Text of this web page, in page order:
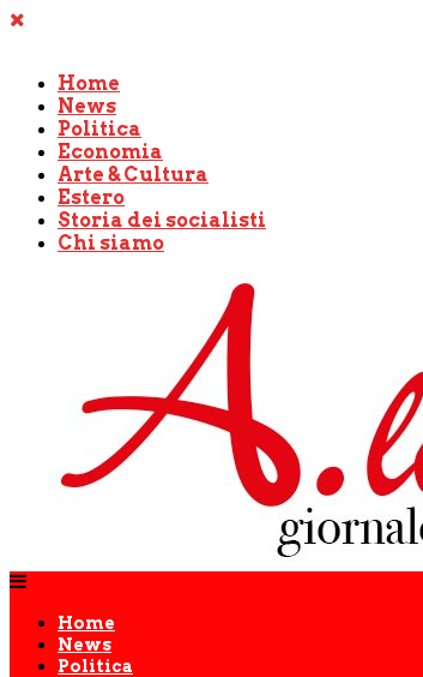
Home
News
Politica
Economia
Arte & Cultura
Estero
Storia dei socialisti
Chi siamo
Home
News
Politica